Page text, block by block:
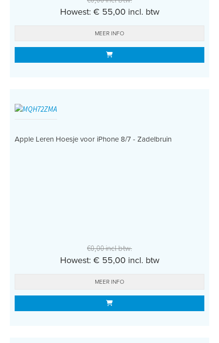
Howest: € 55,00 incl. btw
MEER INFO
Apple Leren Hoesje voor iPhone 8/7 - Zadelbruin
€0,00 incl btw.
Howest: € 55,00 incl. btw
MEER INFO